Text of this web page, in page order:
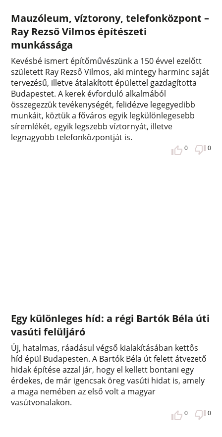
Mauzóleum, víztorony, telefonközpont –
Ray Rezső Vilmos építészeti
munkássága
Kevésbé ismert építőművészünk a 150 évvel ezelőtt
született Ray Rezső Vilmos, aki mintegy harminc saját
tervezésű, illetve átalakított épülettel gazdagította
Budapestet. A kerek évforduló alkalmából
összegezzük tevékenységét, felidézve legegyedibb
munkáit, köztük a főváros egyik legkülönlegesebb
síremlékét, egyik legszebb víztornyát, illetve
legnagyobb telefonközpontját is.
0 0
Egy különleges híd: a régi Bartók Béla úti
vasúti felüljáró
Új, hatalmas, ráadásul végső kialakításában kettős
híd épül Budapesten. A Bartók Béla út felett átvezető
hidak építése azzal jár, hogy el kellett bontani egy
érdekes, de már igencsak öreg vasúti hidat is, amely
a maga nemében az első volt a magyar
vasútvonalakon.
0 0